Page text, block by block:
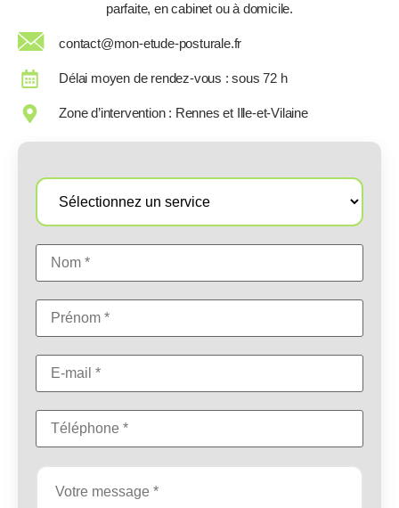
parfaite, en cabinet ou à domicile.
contact@mon-etude-posturale.fr
Délai moyen de rendez-vous : sous 72 h
Zone d’intervention : Rennes et Ille-et-Vilaine